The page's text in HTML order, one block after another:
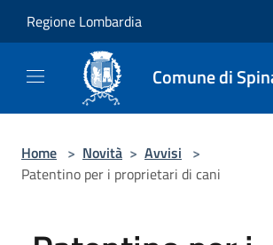
Regione Lombardia
Comune di
Home > Novità > Avvisi >
Patentino per i proprietari di cani